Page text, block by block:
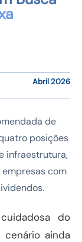
Abril 2026
de
posições
infraestrutura,
com
do
ainda